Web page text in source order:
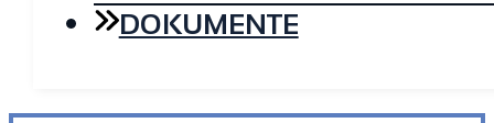
DOKUMENTE